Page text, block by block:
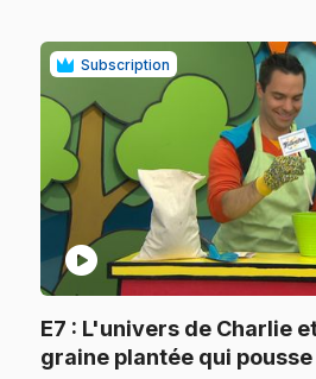
Subscription
play_circle
E7 : L'univers de Charlie
graine plantée qui